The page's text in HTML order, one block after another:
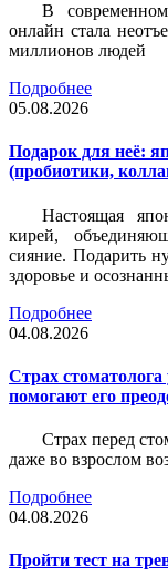
В
онлайн стала
миллионов людей
Подробнее
05.08.2026
Подарок для неё:
(пробиотики,
Настоящая
кирей,
сияние. Подарить
здоровье и
Подробнее
04.08.2026
Страх
помогают его
Страх перед
даже во взрослом
Подробнее
04.08.2026
Пройти тест на